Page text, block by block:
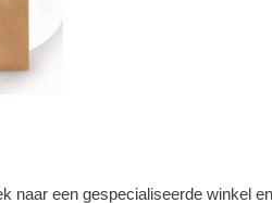
naar een gespecialiseerde winkel